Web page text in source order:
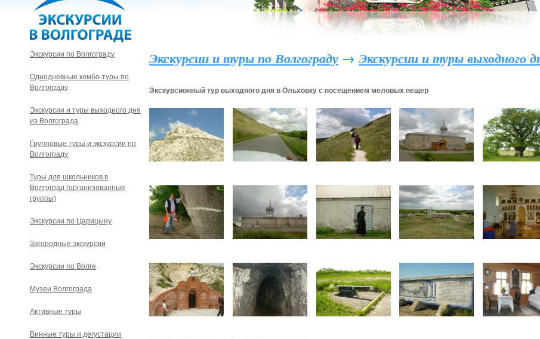
Экскурсии и туры по Волгограду → Экскурсии и туры выходного
Экскурсионный тур выходного дня в Ольховку с посещением меловых пещер
Экскурсии по Волгограду
Однодневные комбо-туры по
Волгограду
Экскурсии и туры выходного дня
из Волгограда
Групповые туры и экскурсии по
Волгограду
Туры для школьников в
Волгоград (организованные
группы)
Экскурсии по Царицыну
Загородные экскурсии
Экскурсии по Волге
Музеи Волгограда
Активные туры
Винные туры и дегустации